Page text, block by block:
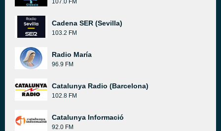
107.0 FM
Cadena SER (Sevilla)
103.2 FM
Radio María
96.9 FM
Catalunya Radio (Barcelona)
102.8 FM
Catalunya Informació
92.0 FM